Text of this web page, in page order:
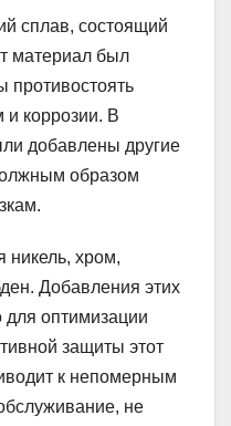
сплав, состоящий
материал был
противостоять
и коррозии. В
добавлены другие
образом
никель, хром,
Добавления этих
для оптимизации
защиты этот
к непомерным
не